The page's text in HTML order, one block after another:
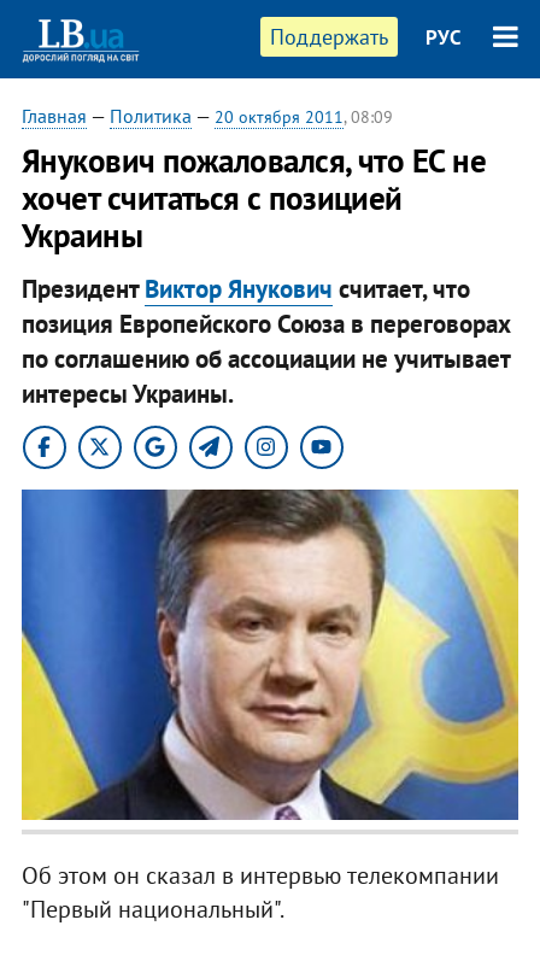
Поддержать РУС
Главная — Политика — 20 октября 2011, 08:09
Янукович пожаловался, что ЕС не
хочет считаться с позицией
Украины
ПрезидентВиктор Янукович считает, что
позиция Европейского Союза в переговорах
по соглашению об ассоциации не учитывает
интересы Украины.
Об этом он сказал в интервью телекомпании
"Первый национальный".